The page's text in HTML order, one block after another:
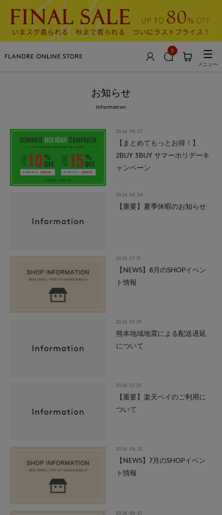
3
メニュー
お知らせ
Information
2026.08.07
【まとめてもっとお得！】
2BUY 3BUY サマーホリデーキ
ャンペーン
2026.08.04
【重要】夏季休暇のお知らせ
2026.07.31
【NEWS】8月のSHOPイベン
ト情報
2026.07.29
熊本地域地震による配送遅延
について
2026.07.23
【重要】楽天ペイのご利用に
ついて
2026.06.22
【NEWS】7月のSHOPイベン
ト情報
2026.06.01